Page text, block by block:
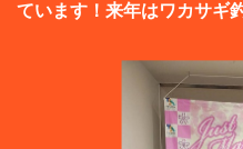
ています！来年はワカサギ